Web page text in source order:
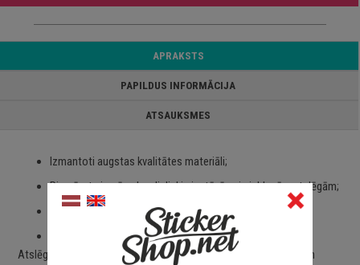
APRAKSTS
PAPILDUS INFORMĀCIJA
ATSAUKSMES
Izmantoti augstas kvalitātes materiāli;
Piemērots izmērs, kas lieliski piestāvēs pie jebkurām atslēgām;
Viegli un ērti pievienot pie atslēgas;
Piegāde Latvijā un citviet pasaulē.
Atslēgu piekariņš lieliski piestāvēs pie jebkāda veida atslēgām un